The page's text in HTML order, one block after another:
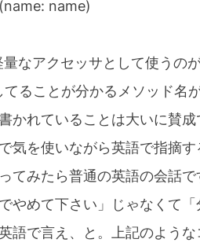
name)
なアクセッサとして使うの
ることが分かるメソッド名
かれていることは大いに賛
気を使いながら英語で指摘
てみたら普通の英語の会話
でやめて下さい」じゃなくて
語で言え、と。上記のよう